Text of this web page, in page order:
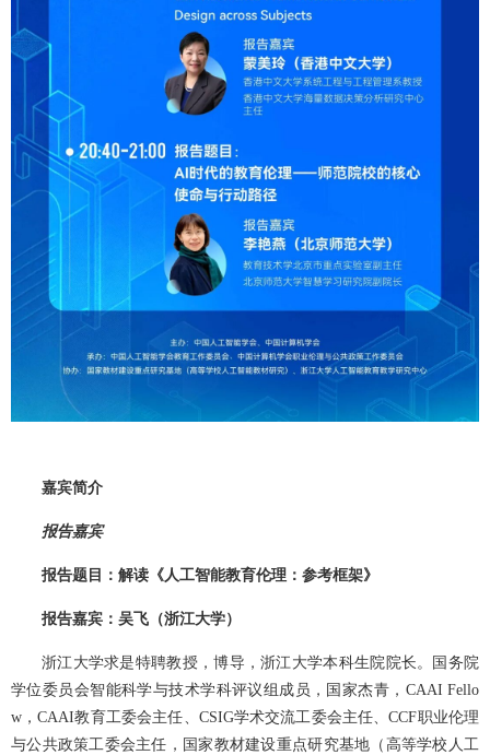
嘉宾简介
报告嘉宾
报告题目：解读《人工智能教育伦理：参考框架》
报告嘉宾：吴飞（浙江大学）
浙江大学求是特聘教授，博导，浙江大学本科生院院长。国务院
学位委员会智能科学与技术学科评议组成员，国家杰青，CAAI Fello
w，CAAI教育工委会主任、CSIG学术交流工委会主任、CCF职业伦理
与公共政策工委会主任，国家教材建设重点研究基地（高等学校人工